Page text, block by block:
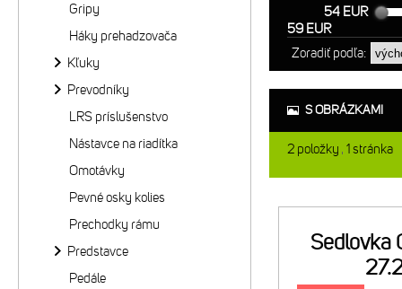
54 EUR
59 EUR
Zoradiť podľa:
S OBRÁZKAMI
2 položky 1stránka
Sedlovka
Gripy
Háky prehadzovača
Kľuky
Prevodníky
LRS príslušenstvo
Nástavce na riadítka
Omotávky
Pevné osky kolies
Prechodky rámu
Predstavce
Pedále